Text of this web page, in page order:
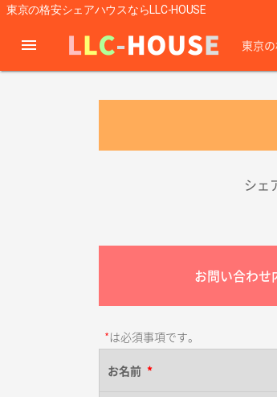
東京の格安シェアハウスならLLC-HOUSE
menu 東京
シェ
お問い合わせ
*は必須事項です。
お名前 *